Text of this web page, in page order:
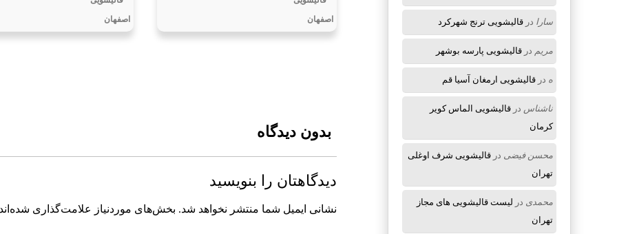
اصفهان
اصفهان
بدون دیدگاه
دیدگاهتان را بنویسید
نشانی ایمیل شما منتشر نخواهد شد. بخش‌های موردنیاز علامت‌گذاری
سارا درقالیشویی ترنج شهرکرد
مریم درقالیشویی پارسه بوشهر
ه درقالیشویی ارمغان آسیا قم
ناشناس درقالیشویی الماس کویر
کرمان
محسن فیضی درقالیشویی شرف اوغلی
تهران
محمدی در لیست قالیشویی های مجاز
تهران